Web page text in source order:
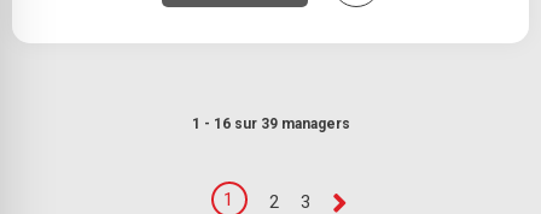
1 - 16 sur 39 managers
1 2 3